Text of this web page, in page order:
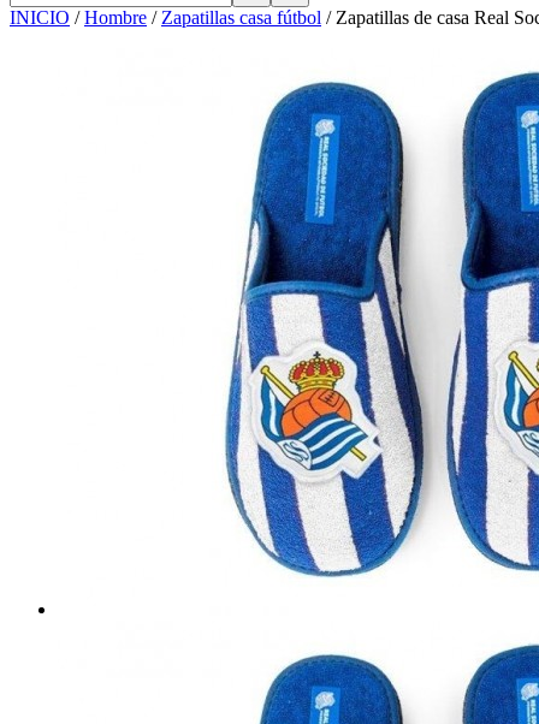
INICIO /Hombre / Zapatillas casa fútbol / Zapatillas de casa Real